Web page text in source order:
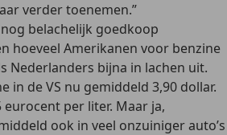
verder toenemen.”
belachelijk goedkoop
hoeveel Amerikanen voor benzine
Nederlanders bijna in lachen uit.
in de VS nu gemiddeld 3,90 dollar.
per liter. Maar ja,
ook in veel onzuiniger auto’s